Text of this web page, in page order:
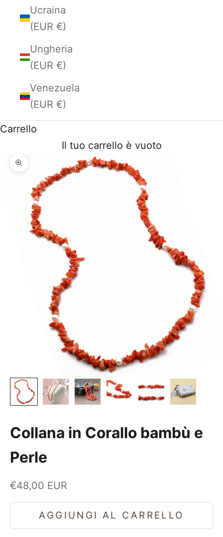
Ucraina
(EUR €)
Ungheria
(EUR €)
Venezuela
(EUR €)
Carrello
Il tuo carrello è vuoto
Ingrandisci immagine
Collana in Corallo bambù e
Perle
Prezzo scontato
€48,00 EUR
AGGIUNGI AL CARRELLO